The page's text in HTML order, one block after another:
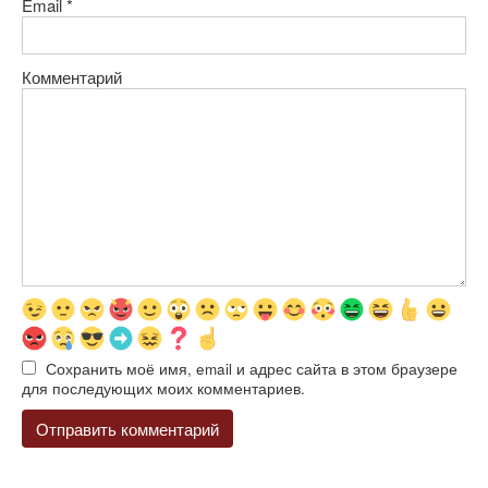
Комментарий
Сохранить моё имя, email и адрес сайта в этом браузере
для последующих моих комментариев.